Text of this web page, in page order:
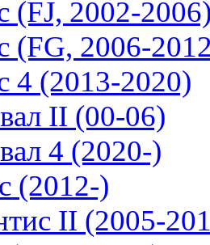
(FJ, 2002-
(FG, 2006-
4 (2013-2020)
II (00-06)
4 (2020-)
(2012-)
II (2005-